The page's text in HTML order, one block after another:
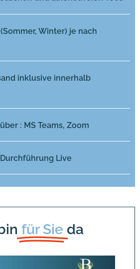
Winter) je nach
inklusive innerhalb
: MS Teams, Zoom
Live
für Sie da